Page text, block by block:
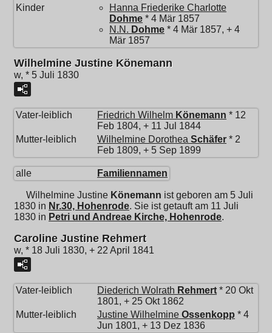
Kinder
Hanna Friederike Charlotte
Dohme * 4 Mär 1857
N.N. Dohme * 4 Mär 1857, + 4
Mär 1857
Wilhelmine Justine Könemann
w, * 5 Juli 1830
Vater-leiblich Friedrich Wilhelm Könemann * 12
Feb 1804, + 11 Jul 1844
Mutter-leiblich
Wilhelmine Dorothea Schäfer * 2
Feb 1809, + 5 Sep 1899
alle Familiennamen
Wilhelmine Justine Könemann ist geboren am 5 Juli
1830 in Nr.30, Hohenrode. Sie ist getauft am 11 Juli
1830 in Petri und Andreae Kirche, Hohenrode.
Caroline Justine Rehmert
w, * 18 Juli 1830, + 22 April 1841
Vater-leiblich Diederich Wolrath Rehmert * 20 Okt
1801, + 25 Okt 1862
Mutter-leiblich
Justine Wilhelmine Ossenkopp * 4
Jun 1801, + 13 Dez 1836